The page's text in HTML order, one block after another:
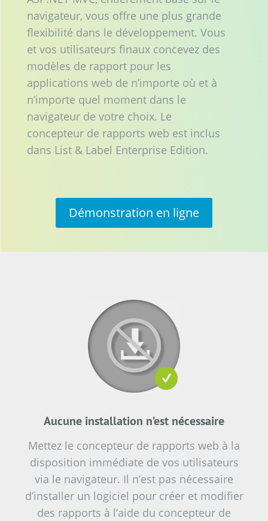
navigateur, vous offre une plus grande
flexibilité dans le développement. Vous
et vos utilisateurs finaux concevez des
modèles de rapport pour les
applications web de n’importe où et à
n’importe quel moment dans le
navigateur de votre choix. Le
concepteur de rapports web est inclus
dans List & Label Enterprise Edition.
Démonstration en ligne
Aucune installation n’est nécessaire
Mettez le concepteur de rapports web à la
disposition immédiate de vos utilisateurs
via le navigateur. Il n’est pas nécessaire
d’installer un logiciel pour créer et modifier
des rapports à l’aide du concepteur de